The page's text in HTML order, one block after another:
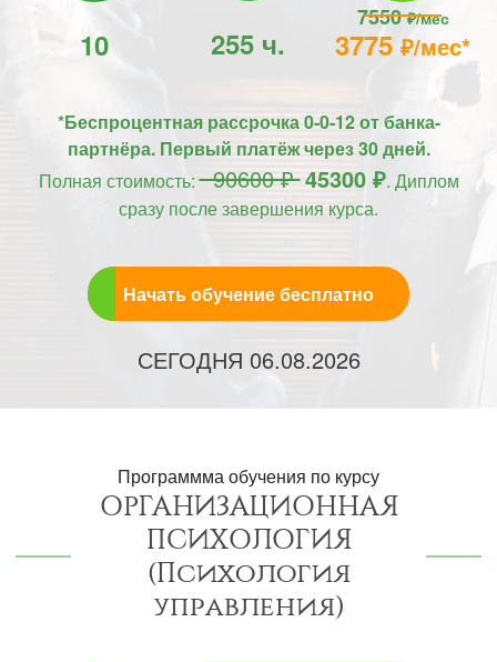
10 255 ч.
7550₽/мес
3775₽/мес*
*Беспроцентная рассрочка 0-0-12 от банка-
партнёра. Первый платёж через 30 дней.
Полная стоимость:90600 ₽45300 ₽. Диплом
сразу после завершения курса.
Начать обучение бесплатно
СЕГОДНЯ 06.08.2026
Программма обучения по курсу
ОРГАНИЗАЦИОННАЯ
ПСИХОЛОГИЯ
(Психология
управления)